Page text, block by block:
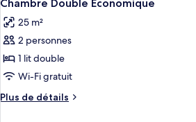
toutes
les
photos
pour
ce
type
de
Chambre Double Économique
25 m²
2 personnes
1 lit double
Wi-Fi gratuit
Plus de détails
Plus